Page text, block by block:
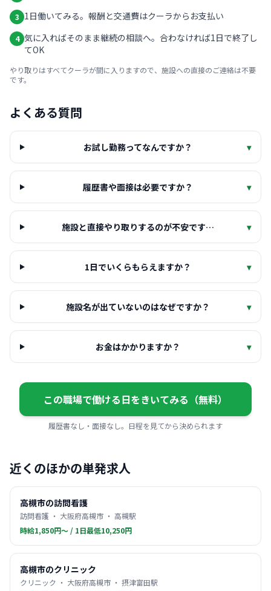
3 1日働いてみる。報酬と交通費はクーラからお支払い
4 気に入ればそのまま継続の相談へ。合わなければ1日で終了し
てOK
やり取りはすべてクーラが間に入りますので、施設への直接のご連絡は不要
です。
よくある質問
お試し勤務ってなんですか？ ▾
履歴書や面接は必要ですか？ ▾
施設と直接やり取りするのが不安です… ▾
1日でいくらもらえますか？ ▾
施設名が出ていないのはなぜですか？ ▾
お金はかかりますか？ ▾
この職場で働ける日をきいてみる（無料）
履歴書なし・面接なし。日程を見てから決められます
近くのほかの単発求人
高槻市の訪問看護
訪問看護 ・ 大阪府高槻市 ・ 高槻駅
時給1,850円〜 / 1日最低10,250円
高槻市のクリニック
クリニック ・ 大阪府高槻市 ・ 摂津富田駅